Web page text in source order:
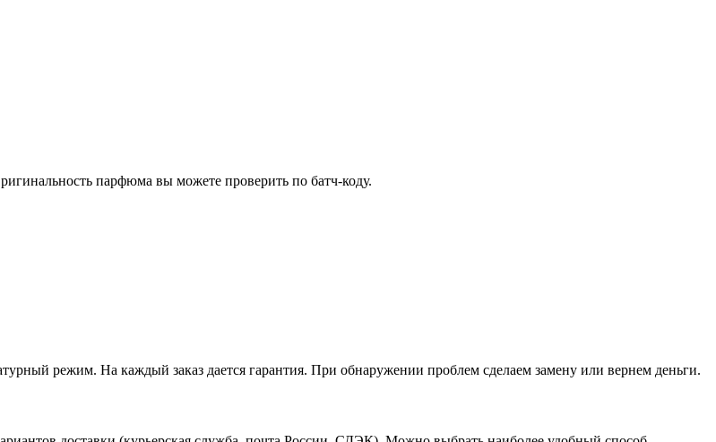
парфюма вы можете проверить по батч-коду.
режим. На каждый заказ дается гарантия. При обнаружении проблем сделаем замену или вернем деньги.